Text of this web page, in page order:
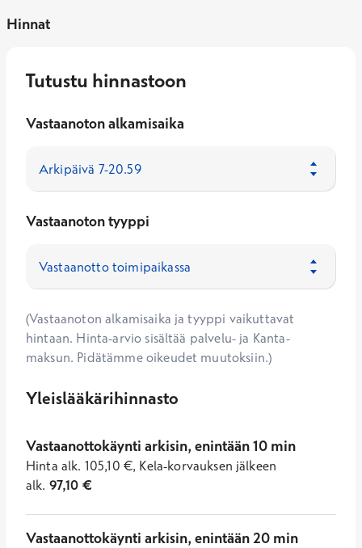
Hinnat
Tutustu hinnastoon
Vastaanoton alkamisaika
Vastaanoton tyyppi
(Vastaanoton alkamisaika ja tyyppi vaikuttavat
hintaan. Hinta-arvio sisältää palvelu- ja Kanta-
maksun. Pidätämme oikeudet muutoksiin.)
Yleislääkärihinnasto
Vastaanottokäynti arkisin, enintään 10 min
Hinta alk. 105,10 €, Kela-korvauksen jälkeen
alk. 97,10 €
Vastaanottokäynti arkisin, enintään 20 min